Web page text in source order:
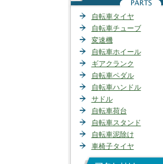
自転車タイヤ
自転車チューブ
変速機
自転車ホイール
ギアクランク
自転車ペダル
自転車ハンドル
サドル
自転車荷台
自転車スタンド
自転車泥除け
車椅子タイヤ